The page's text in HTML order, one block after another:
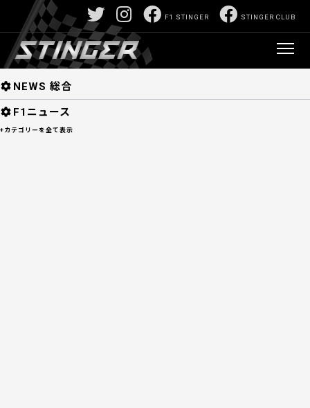
STINGER CLUB
F1 STINGER
F1/モータースポーツ深堀サイト:山口正己責任編
集 F1 STINGER 【スティンガー】>F1ニュー
ス> ニュースの深層
NEWS
NEWS 総合
F1ニュース
+カテゴリーを全て表示